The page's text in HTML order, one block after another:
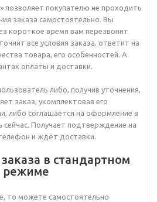
позволяет покупателю не проходить
заказа самостоятельно. Вы
короткое время вам перезвонит
все условия заказа, ответит на
товара, его особенностей. А
оплаты и доставки.
либо, получив уточнения,
заказ, укомплектовав его
либо соглашается на оформление в
Получает подтверждение на
и ждёт доставки.
в стандартном
режиме
то можете самостоятельно